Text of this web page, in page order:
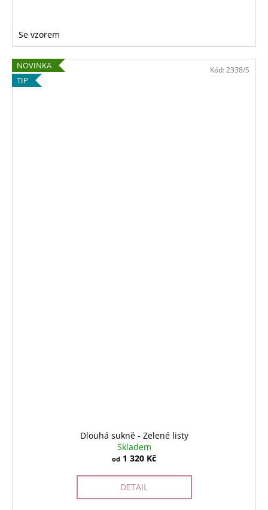
Se vzorem
NOVINKA
TIP
Dlouhá sukně - Zelené listy
Skladem
od 1 320 Kč
DETAIL
Kód: 2338/S